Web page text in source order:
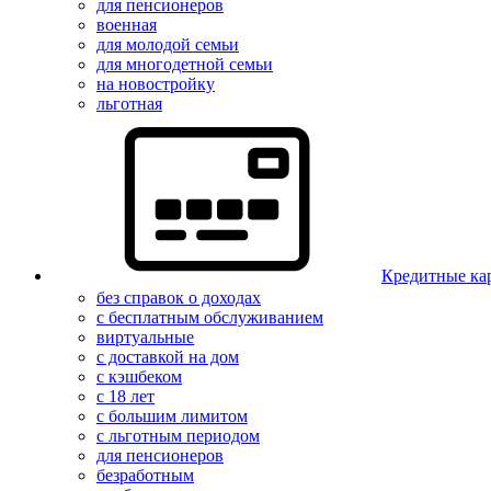
для пенсионеров
военная
для молодой семьи
для многодетной семьи
на новостройку
льготная
Кредитные
без справок о доходах
с бесплатным обслуживанием
виртуальные
с доставкой на дом
с кэшбеком
с 18 лет
с большим лимитом
с льготным периодом
для пенсионеров
безработным